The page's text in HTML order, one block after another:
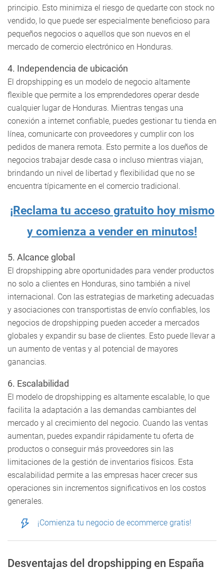
principio. Esto minimiza el riesgo de quedarte con stock no
vendido, lo que puede ser especialmente beneficioso para
pequeños negocios o aquellos que son nuevos en el
mercado de comercio electrónico en Honduras.
4. Independencia de ubicación
El dropshipping es un modelo de negocio altamente
flexible que permite a los emprendedores operar desde
cualquier lugar de Honduras. Mientras tengas una
conexión a internet confiable, puedes gestionar tu tienda en
línea, comunicarte con proveedores y cumplir con los
pedidos de manera remota. Esto permite a los dueños de
negocios trabajar desde casa o incluso mientras viajan,
brindando un nivel de libertad y flexibilidad que no se
encuentra típicamente en el comercio tradicional.
¡Reclama tu acceso gratuito hoy mismo
y comienza a vender en minutos!
5. Alcance global
El dropshipping abre oportunidades para vender productos
no solo a clientes en Honduras, sino también a nivel
internacional. Con las estrategias de marketing adecuadas
y asociaciones con transportistas de envío confiables, los
negocios de dropshipping pueden acceder a mercados
globales y expandir su base de clientes. Esto puede llevar a
un aumento de ventas y al potencial de mayores
ganancias.
6. Escalabilidad
El modelo de dropshipping es altamente escalable, lo que
facilita la adaptación a las demandas cambiantes del
mercado y al crecimiento del negocio. Cuando las ventas
aumentan, puedes expandir rápidamente tu oferta de
productos o conseguir más proveedores sin las
limitaciones de la gestión de inventarios físicos. Esta
escalabilidad permite a las empresas hacer crecer sus
operaciones sin incrementos significativos en los costos
generales.
¡Comienza tu negocio de ecommerce gratis!
Desventajas del dropshipping en España